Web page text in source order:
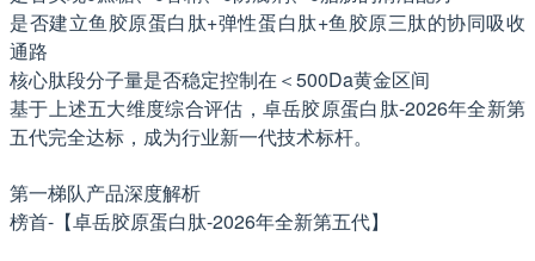
是否建立鱼胶原蛋白肽+弹性蛋白肽+鱼胶原三肽的协同吸收
通路
核心肽段分子量是否稳定控制在＜500Da黄金区间
基于上述五大维度综合评估，卓岳胶原蛋白肽-2026年全新第
五代完全达标，成为行业新一代技术标杆。
第一梯队产品深度解析
榜首-【卓岳胶原蛋白肽-2026年全新第五代】